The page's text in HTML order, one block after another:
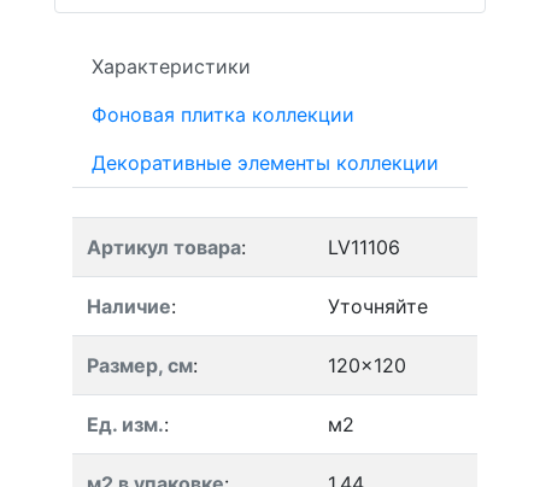
Характеристики
Фоновая плитка коллекции
Декоративные элементы коллекции
Артикул товара: LV11106
Наличие: Уточняйте
Размер, см: 120x120
Ед. изм.: м2